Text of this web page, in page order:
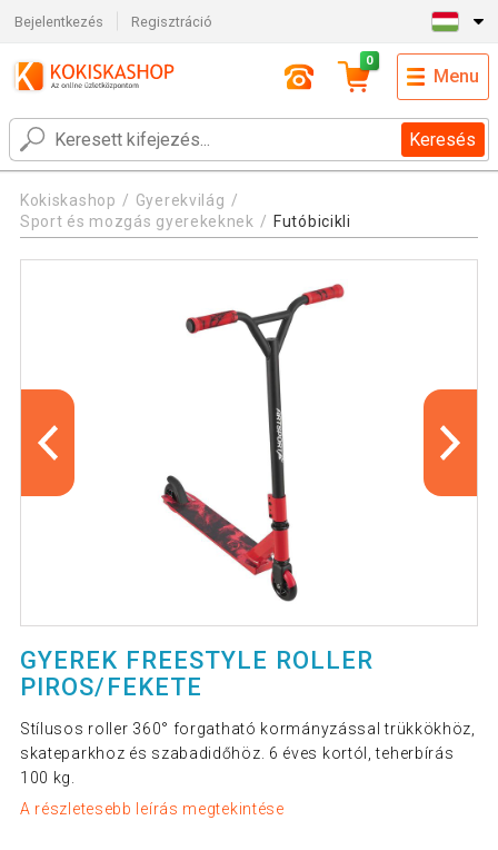
Bejelentkezés Regisztráció
Keresés
0
Menu
Kokiskashop
Gyerekvilág
Sport és mozgás gyerekeknek
Futóbicikli
GYEREK FREESTYLE ROLLER
PIROS/FEKETE
Stílusos roller 360° forgatható kormányzással trükkökhöz,
skateparkhoz és szabadidőhöz. 6 éves kortól, teherbírás
100 kg.
A részletesebb leírás megtekintése